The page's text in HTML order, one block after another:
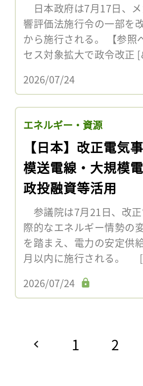
日本政府は7月17日、
響評価法施行令の一部を
から施行される。 【参照
セス対象拡大で政令改正
2026/07/24
エネルギー・資源
【日本】改正電気
模送電線・大規模
政投融資等活用
参議院は7月21日、改
際的なエネルギー情勢の
を踏まえ、電力の安定供
月以内に施行される。
2026/07/24
1 2